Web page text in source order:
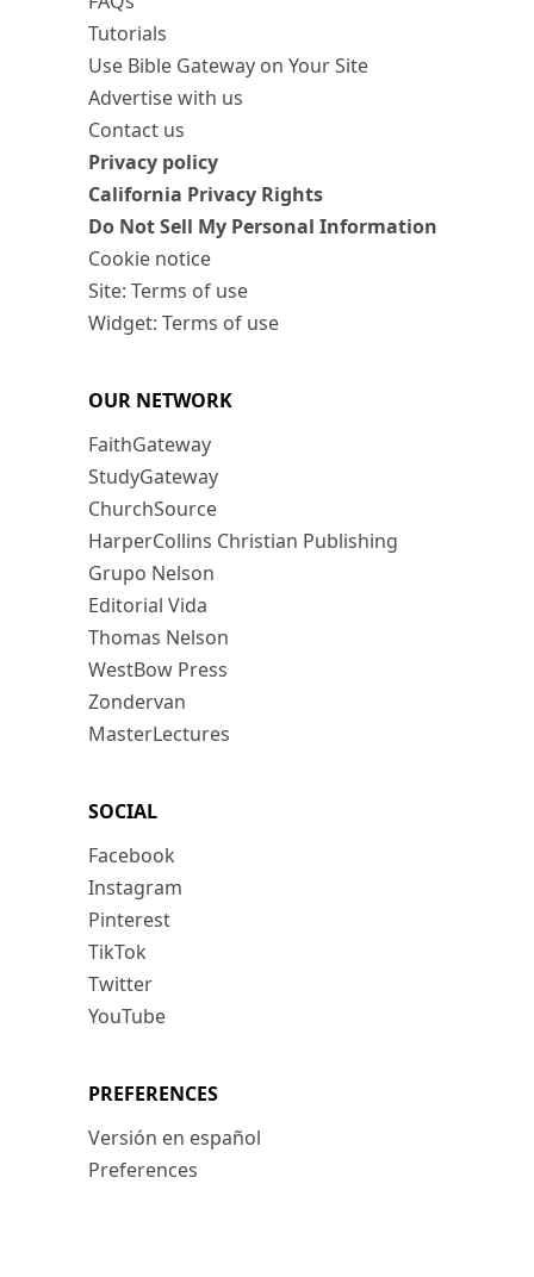
Tutorials
Use Bible Gateway on Your Site
Advertise with us
Contact us
Privacy policy
California Privacy Rights
Do Not Sell My Personal Information
Cookie notice
Site: Terms of use
Widget: Terms of use
OUR NETWORK
FaithGateway
StudyGateway
ChurchSource
HarperCollins Christian Publishing
Grupo Nelson
Editorial Vida
Thomas Nelson
WestBow Press
Zondervan
MasterLectures
SOCIAL
Facebook
Instagram
Pinterest
TikTok
Twitter
YouTube
PREFERENCES
Versión en español
Preferences